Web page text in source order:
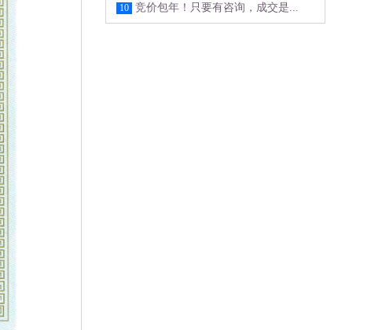
10 竞价包年！只要有咨询，成交是...